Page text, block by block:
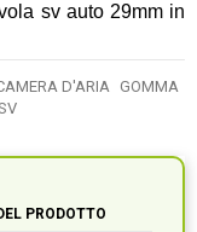
sv auto 29mm in
D'ARIA
GOMMA
PRODOTTO